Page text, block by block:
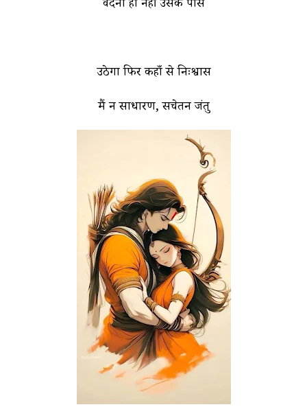
वेदना ही नहीं उसके पास
उठेगा फिर कहाँ से निःश्वास
मैं न साधारण, सचेतन जंतु